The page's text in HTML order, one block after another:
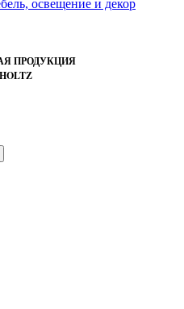
ПРОДУКЦИЯ